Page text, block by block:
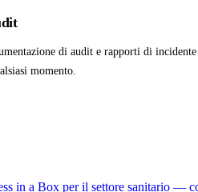
di audit e rapporti di
momento.